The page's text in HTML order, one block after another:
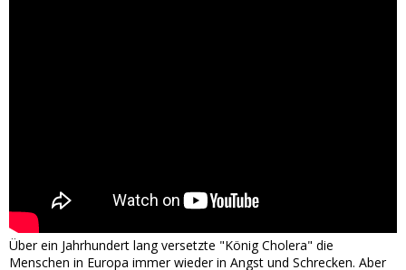
Über ein Jahrhundert lang versetzte "König Cholera" die
Menschen in Europa immer wieder in Angst und Schrecken. Aber